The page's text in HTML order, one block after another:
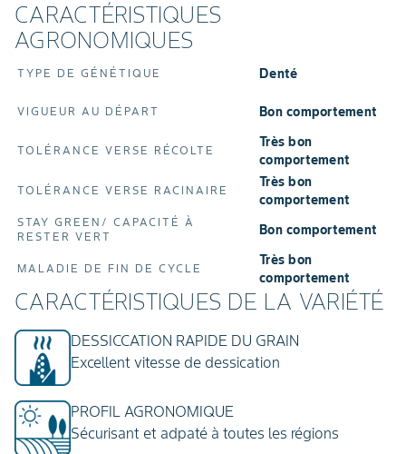
CARACTÉRISTIQUES
AGRONOMIQUES
TYPE DE GÉNÉTIQUE Denté
VIGUEUR AU DÉPART Bon comportement
TOLÉRANCE VERSE RÉCOLTE
Très bon
comportement
TOLÉRANCE VERSE RACINAIRE
Très bon
comportement
STAY GREEN/ CAPACITÉ À
RESTER VERT
Bon comportement
MALADIE DE FIN DE CYCLE
Très bon
comportement
CARACTÉRISTIQUES DE LA VARIÉTÉ
DESSICCATION RAPIDE DU GRAIN
Excellent vitesse de dessication
PROFIL AGRONOMIQUE
Sécurisant et adpaté à toutes les régions